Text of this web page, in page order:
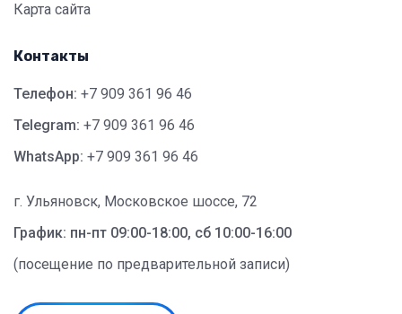
Карта сайта
Контакты
Телефон: +7 909 361 96 46
Telegram: +7 909 361 96 46
WhatsApp: +7 909 361 96 46
г. Ульяновск, Московское шоссе, 72
График: пн-пт 09:00-18:00, сб 10:00-16:00
(посещение по предварительной записи)